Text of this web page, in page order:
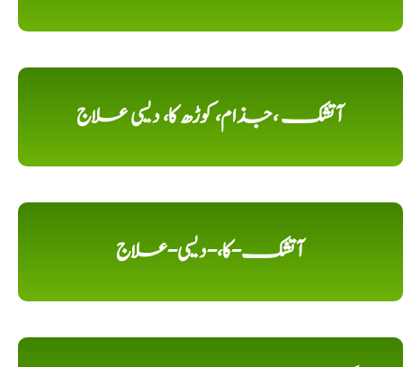
آتشک ،جذام، کوڑھ کا، دیسی علاج
آتشک-کا،-دیسی-علاج